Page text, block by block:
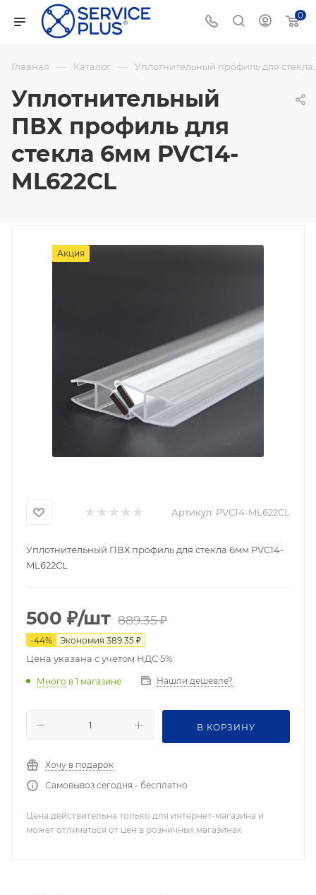
0
Главная — Каталог — Уплотнительный профиль для
Уплотнительный
ПВХ профиль для
стекла 6мм PVC14-
ML622CL
Акция
Артикул: PVC14-ML622CL
Уплотнительный ПВХ профиль для стекла 6мм PVC14-
ML622CL
500 ₽/шт 889.35₽
-44% Экономия 389.35 ₽
Цена указана с учетом НДС 5%
Много в 1 магазине Нашли дешевле?
В КОРЗИНУ
Хочу в подарок
Самовывоз сегодня - бесплатно
Цена действительна только для интернет-магазина и
может отличаться от цен в розничных магазинах